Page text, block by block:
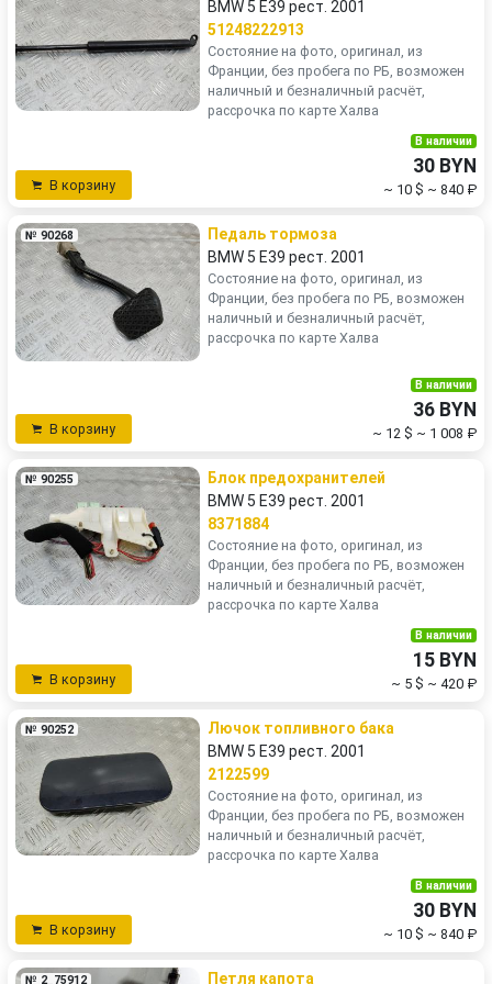
BMW 5 E39 рест. 2001
51248222913
Состояние на фото, оригинал, из
Франции, без пробега по РБ, возможен
наличный и безналичный расчёт,
рассрочка по карте Халва
В корзину
В наличии
30 BYN
~ 10 $ ~ 840 ₽
№ 90268
Педаль тормоза
BMW 5 E39 рест. 2001
Состояние на фото, оригинал, из
Франции, без пробега по РБ, возможен
наличный и безналичный расчёт,
рассрочка по карте Халва
В корзину
В наличии
36 BYN
~ 12 $ ~ 1 008 ₽
№ 90255
Блок предохранителей
BMW 5 E39 рест. 2001
8371884
Состояние на фото, оригинал, из
Франции, без пробега по РБ, возможен
наличный и безналичный расчёт,
рассрочка по карте Халва
В корзину
В наличии
15 BYN
~ 5 $ ~ 420 ₽
№ 90252
Лючок топливного бака
BMW 5 E39 рест. 2001
2122599
Состояние на фото, оригинал, из
Франции, без пробега по РБ, возможен
наличный и безналичный расчёт,
рассрочка по карте Халва
В корзину
В наличии
30 BYN
~ 10 $ ~ 840 ₽
№ 2_75912 Петля капота